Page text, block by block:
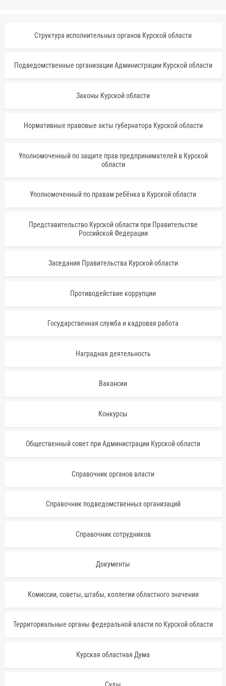
Структура исполнительных органов Курской области
Подведомственные организации Администрации Курской области
Законы Курской области
Нормативные правовые акты губернатора Курской области
Уполномоченный по защите прав предпринимателей в Курской
области
Уполномоченный по правам ребёнка в Курской области
Представительство Курской области при Правительстве
Российской Федерации
Заседания Правительства Курской области
Противодействие коррупции
Государственная служба и кадровая работа
Наградная деятельность
Вакансии
Конкурсы
Общественный совет при Администрации Курской области
Справочник органов власти
Справочник подведомственных организаций
Справочник сотрудников
Документы
Комиссии, советы, штабы, коллегии областного значения
Территориальные органы федеральной власти по Курской области
Курская областная Дума